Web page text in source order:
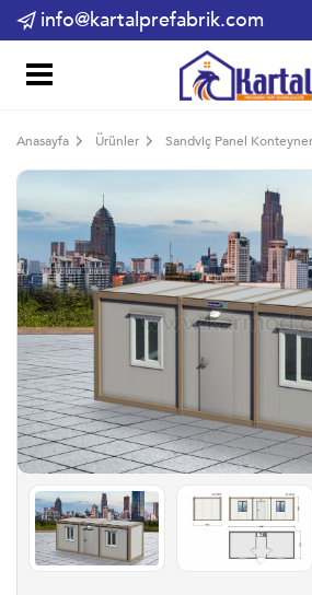
info@kartalprefabrik.com
Anasayfa Ürünler Sandviç Panel